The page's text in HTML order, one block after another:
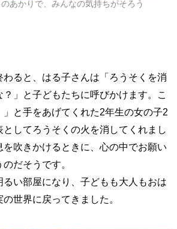
あかりで、みんなの気持ちがそろう
ると、はる子さんは「ろうそくを消
？」と子どもたちに呼びかけます。こ
と手をあげてくれた2年生の女の子2
としてろうそくの火を消してくれまし
を吹きかけるときに、心の中でお願い
だそうです。
るい部屋になり、子どもも大人もおは
世界に戻ってきました。